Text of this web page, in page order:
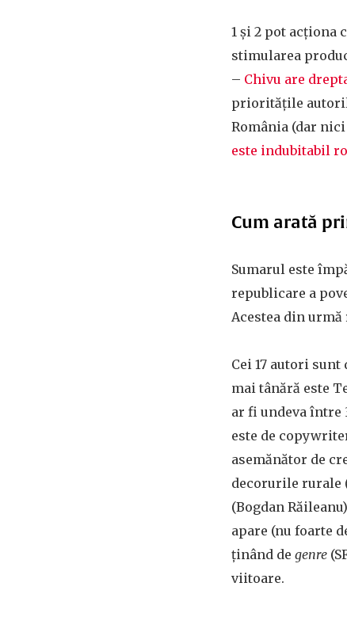
1 și 2 pot acționa
stimularea
– Chivu are
prioritățile
România (dar
este indubitabil
Cum arată
Sumarul este
republicare a
Acestea din
Cei 17 autori
mai tânără este
ar fi undeva între
este de
asemănător de
decorurile rurale
(Bogdan
apare (nu foarte
ținând de genre
viitoare.